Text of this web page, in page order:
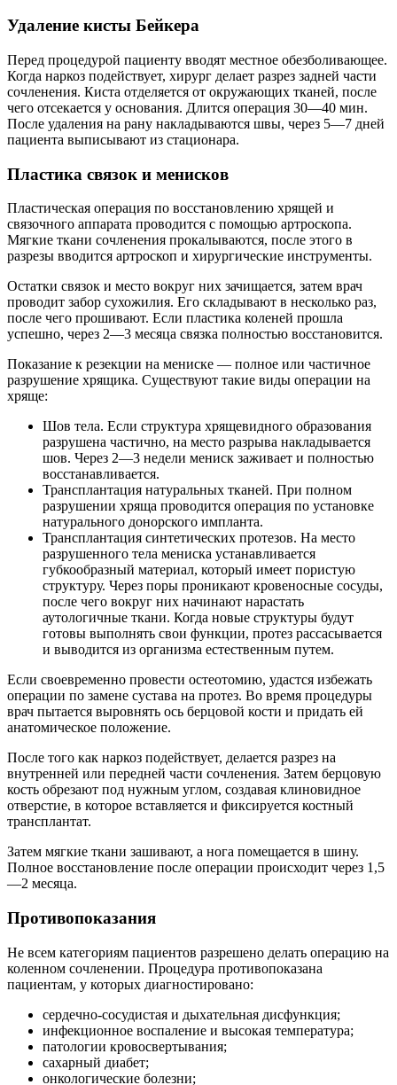
Удаление кисты Бейкера
Перед процедурой пациенту вводят местное обезболивающее.
Когда наркоз подействует, хирург делает разрез задней части
сочленения. Киста отделяется от окружающих тканей, после
чего отсекается у основания. Длится операция 30—40 мин.
После удаления на рану накладываются швы, через 5—7 дней
пациента выписывают из стационара.
Пластика связок и менисков
Пластическая операция по восстановлению хрящей и
связочного аппарата проводится с помощью артроскопа.
Мягкие ткани сочленения прокалываются, после этого в
разрезы вводится артроскоп и хирургические инструменты.
Остатки связок и место вокруг них зачищается, затем врач
проводит забор сухожилия. Его складывают в несколько раз,
после чего прошивают. Если пластика коленей прошла
успешно, через 2—3 месяца связка полностью восстановится.
Показание к резекции на мениске — полное или частичное
разрушение хрящика. Существуют такие виды операции на
хряще:
Шов тела. Если структура хрящевидного образования
разрушена частично, на место разрыва накладывается
шов. Через 2—3 недели мениск заживает и полностью
восстанавливается.
Трансплантация натуральных тканей. При полном
разрушении хряща проводится операция по установке
натурального донорского импланта.
Трансплантация синтетических протезов. На место
разрушенного тела мениска устанавливается
губкообразный материал, который имеет пористую
структуру. Через поры проникают кровеносные сосуды,
после чего вокруг них начинают нарастать
аутологичные ткани. Когда новые структуры будут
готовы выполнять свои функции, протез рассасывается
и выводится из организма естественным путем.
Если своевременно провести остеотомию, удастся избежать
операции по замене сустава на протез. Во время процедуры
врач пытается выровнять ось берцовой кости и придать ей
анатомическое положение.
После того как наркоз подействует, делается разрез на
внутренней или передней части сочленения. Затем берцовую
кость обрезают под нужным углом, создавая клиновидное
отверстие, в которое вставляется и фиксируется костный
трансплантат.
Затем мягкие ткани зашивают, а нога помещается в шину.
Полное восстановление после операции происходит через 1,5
—2 месяца.
Противопоказания
Не всем категориям пациентов разрешено делать операцию на
коленном сочленении. Процедура противопоказана
пациентам, у которых диагностировано:
сердечно-сосудистая и дыхательная дисфункция;
инфекционное воспаление и высокая температура;
патологии кровосвертывания;
сахарный диабет;
онкологические болезни;